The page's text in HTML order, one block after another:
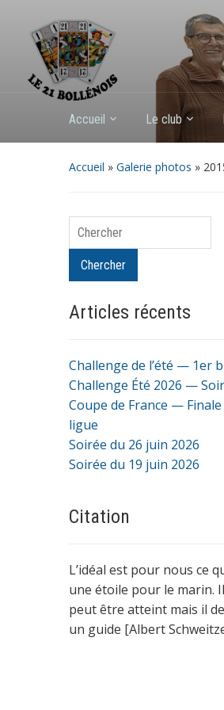
Accueil Le club
Accueil » Galerie photos »
Chercher
Chercher
Articles récents
Challenge de l’été — 1er
Challenge Été 2026 —
Coupe de France — Finale
ligue
Soirée du 26 juin 2026
Soirée du 19 juin 2026
Citation
L’idéal est pour nous ce
une étoile pour le marin.
peut être atteint mais il
un guide [Albert